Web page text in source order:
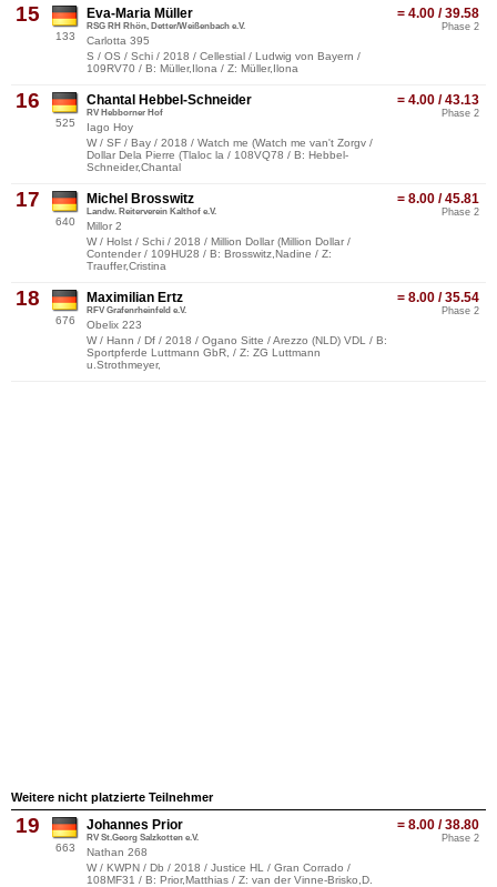
15
133
= 4.00 / 39.58
Phase 2
Eva-Maria Müller
RSG RH Rhön, Detter/Weißenbach e.V.
Carlotta 395
S / OS / Schi / 2018 / Cellestial / Ludwig von Bayern /
109RV70 / B: Müller,Ilona / Z: Müller,Ilona
16
525
= 4.00 / 43.13
Phase 2
Chantal Hebbel-Schneider
RV Hebborner Hof
Iago Hoy
W / SF / Bay / 2018 / Watch me (Watch me van't Zorgv /
Dollar Dela Pierre (Tlaloc la / 108VQ78 / B: Hebbel-
Schneider,Chantal
17
640
= 8.00 / 45.81
Phase 2
Michel Brosswitz
Landw. Reiterverein Kalthof e.V.
Millor 2
W / Holst / Schi / 2018 / Million Dollar (Million Dollar /
Contender / 109HU28 / B: Brosswitz,Nadine / Z:
Trauffer,Cristina
18
676
= 8.00 / 35.54
Phase 2
Maximilian Ertz
RFV Grafenrheinfeld e.V.
Obelix 223
W / Hann / Df / 2018 / Ogano Sitte / Arezzo (NLD) VDL / B:
Sportpferde Luttmann GbR, / Z: ZG Luttmann
u.Strothmeyer,
Weitere nicht platzierte Teilnehmer
19
663
= 8.00 / 38.80
Phase 2
Johannes Prior
RV St.Georg Salzkotten e.V.
Nathan 268
W / KWPN / Db / 2018 / Justice HL / Gran Corrado /
108MF31 / B: Prior,Matthias / Z: van der Vinne-Brisko,D.